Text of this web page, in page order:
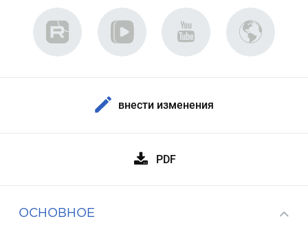
внести изменения
PDF
ОСНОВНОЕ